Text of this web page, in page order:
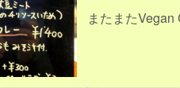
またまた